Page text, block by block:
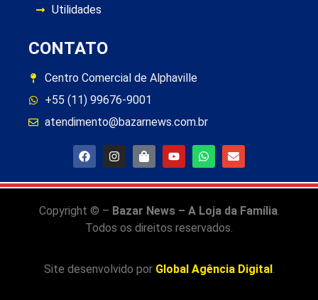
Utilidades
CONTATO
Centro Comercial de Alphaville
+55 (11) 99676-9001
atendimento@bazarnews.com.br
Copyright © – Bazar News – A Loja da Família.
Todos os direitos reservados.
Site desenvolvido por Global Agência Digital.